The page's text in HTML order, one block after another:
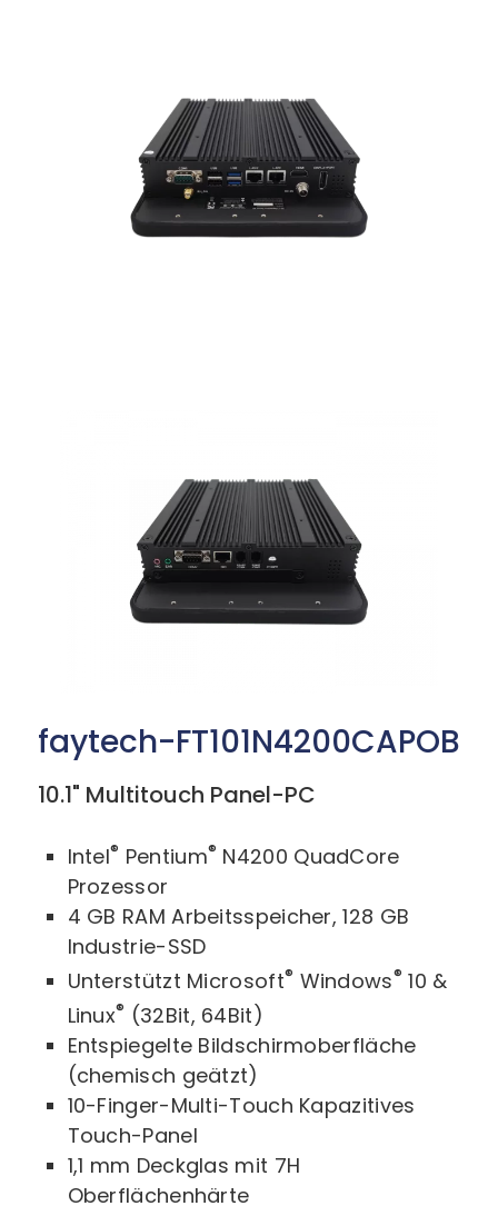
faytech-FT101N4200CAPOB
10.1" Multitouch Panel-PC
Intel® Pentium® N4200 QuadCore
Prozessor
4 GB RAM Arbeitsspeicher, 128 GB
Industrie-SSD
Unterstützt Microsoft® Windows® 10 &
Linux® (32Bit, 64Bit)
Entspiegelte Bildschirmoberfläche
(chemisch geätzt)
10-Finger-Multi-Touch Kapazitives
Touch-Panel
1,1 mm Deckglas mit 7H
Oberflächenhärte